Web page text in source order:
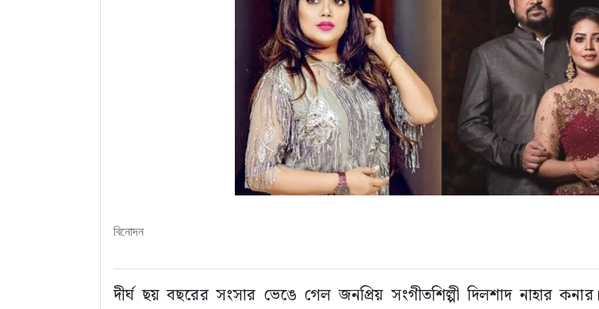
বিনোদন
‎দীর্ঘ ছয় বছরের সংসার ভেঙে গেল জনপ্রিয় সংগীতশিল্পী দিলশাদ নাহার